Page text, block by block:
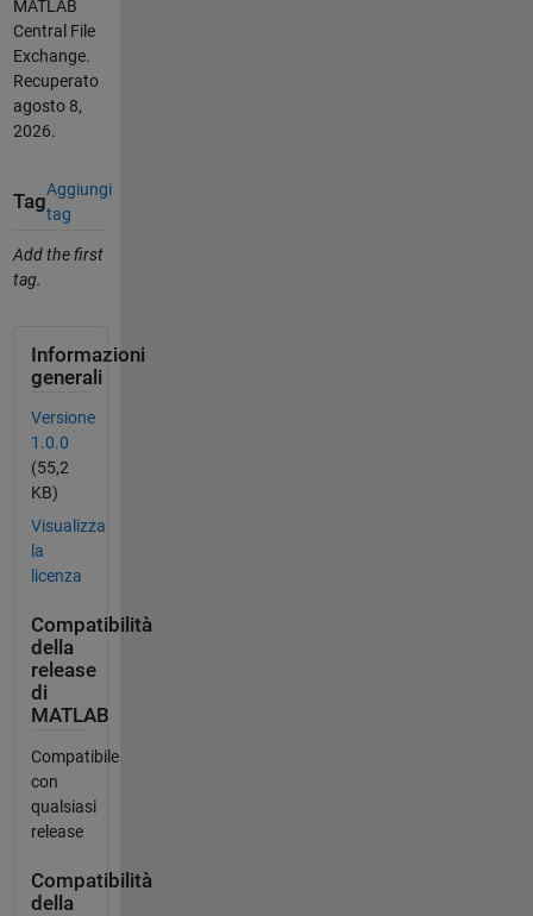
MATLAB
Central File
Exchange.
Recuperato
agosto 8,
2026.
Tag
Aggiungi
tag
Add the first
tag.
Informazioni
generali
Versione
1.0.0
(55,2
KB)
Visualizza
la
licenza
Compatibilità
della
release
di
MATLAB
Compatibile
con
qualsiasi
release
Compatibilità
della